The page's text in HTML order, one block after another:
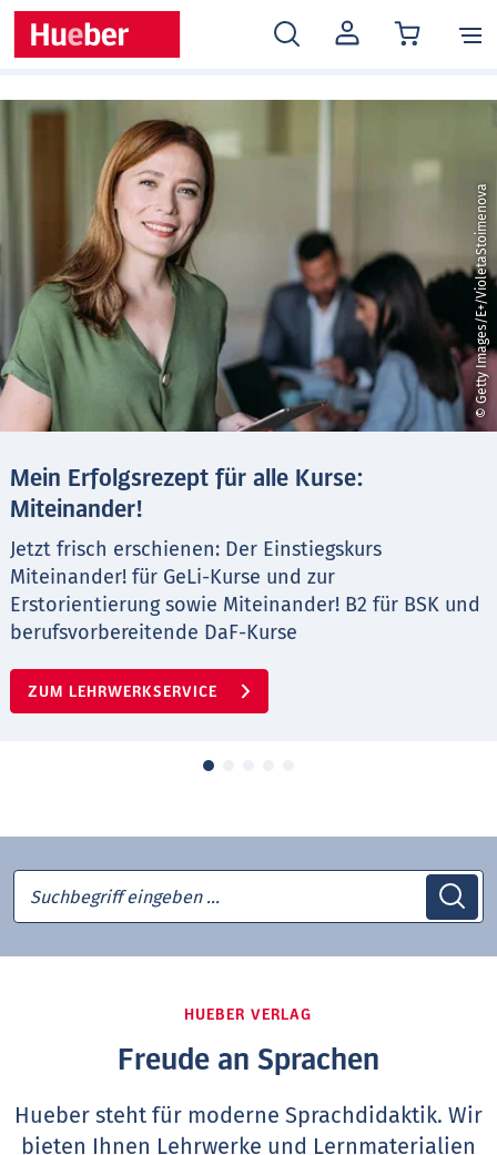
MEIN
KONTO
© Getty Images/E+/VioletaStoimenova
Mein Erfolgsrezept für alle Kurse:
Miteinander!
Jetzt frisch erschienen: Der Einstiegskurs
Miteinander! für GeLi-Kurse und zur
Erstorientierung sowie Miteinander! B2 für BSK und
berufsvorbereitende DaF-Kurse
ZUM LEHRWERKSERVICE
Suchbegriff eingeben …
HUEBER VERLAG
Freude an Sprachen
Hueber steht für moderne Sprachdidaktik. Wir
bieten Ihnen Lehrwerke und Lernmaterialien